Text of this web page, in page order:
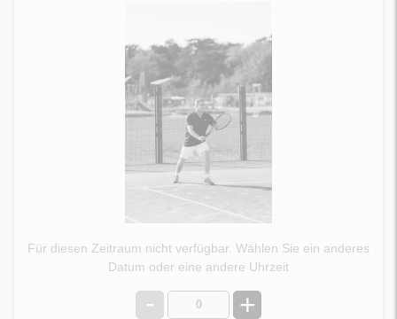
Für diesen Zeitraum nicht verfügbar. Wählen Sie ein anderes
Datum oder eine andere Uhrzeit
- +